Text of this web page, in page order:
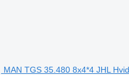
MAN TGS 35.480 8x4*4 JHL